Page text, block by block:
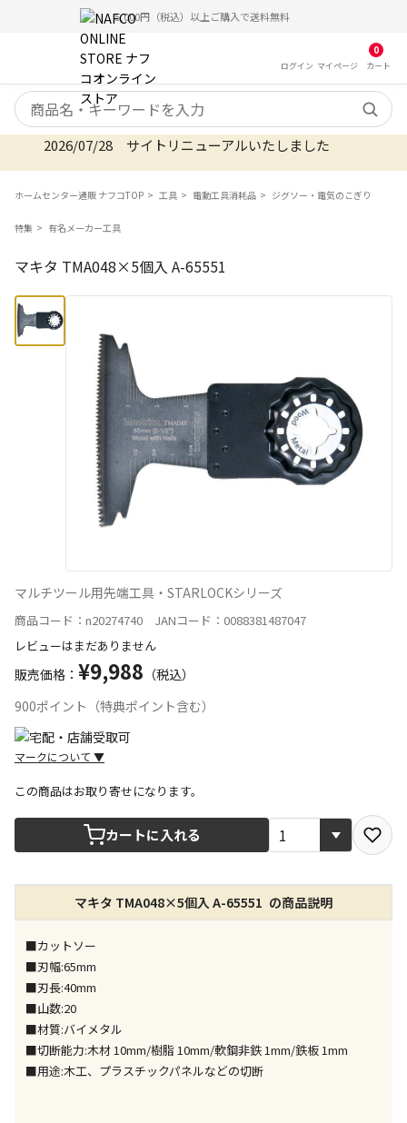
5,000円（税込）以上ご購入で送料無料
ログイン マイ ページ
0
カート
検索キーワード
2026/07/28 サイトリニューアルいたしました
ホームセンター通販 ナフコTOP 工具 電動工具消耗品 ジグソー・電気のこぎり
特集 有名メーカー工具
マキタ TMA048×5個入 A-65551
マルチツール用先端工具・STARLOCKシリーズ
商品コード：n20274740 JANコード：0088381487047
レビューはまだありません
販売価格： ¥9,988 （税込）
900ポイント（特典ポイント含む）
マークについて ▼
宅配や店舗受取を選択できる商品です
店舗のみで受取できる商品です（宅配便でのお届けが
できません）
※同時購入の商品は、全て同じ店舗での受取となりま
す
特定の店舗のみで受取ができる商品です（宅配便での
お届けができません）
す
委託業者によりお届けする商品です
※ほか商品との同時購入はできません。お手数です
この商品はお取り寄せになります。
カートに入れる
マキタ TMA048×5個入 A-65551 の商品説明
■カットソー
■刃幅:65mm
■刃長:40mm
■山数:20
■材質:バイメタル
■切断能力:木材 10mm/樹脂 10mm/軟鋼非鉄 1mm/鉄板 1mm
■用途:木工、プラスチックパネルなどの切断